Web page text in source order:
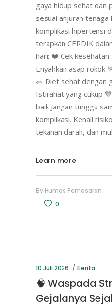
gaya hidup sehat dan
sesuai anjuran tenaga
komplikasi hipertensi
terapkan CERDIK
hari: ❤️ Cek kesehatan
Enyahkan asap rokok
🥗 Diet sehat dengan
Istirahat yang cukup
baik Jangan tunggu
komplikasi. Kenali
tekanan darah, dan
Learn more
By Humas Pemasaran
0
10 Juli 2026 Berita
🧠 Waspada
Gejalanya